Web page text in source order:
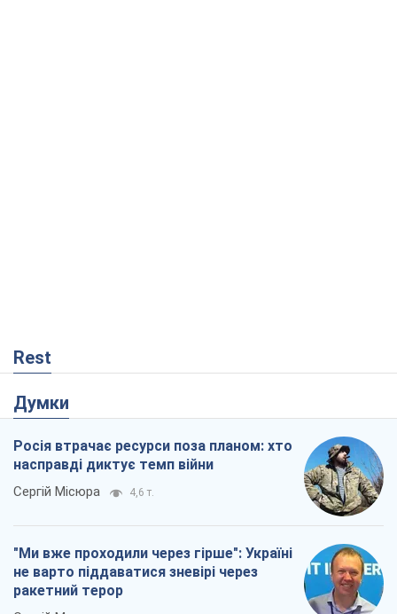
Rest
Думки
Росія втрачає ресурси поза планом: хто
насправді диктує темп війни
Сергій Місюра 4,6 т.
"Ми вже проходили через гірше": Україні
не варто піддаватися зневірі через
ракетний терор